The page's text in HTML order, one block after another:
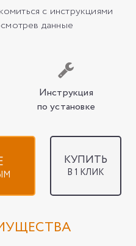
с инструкциями
данные
Инструкция
по установке
КУПИТЬ
В 1 КЛИК